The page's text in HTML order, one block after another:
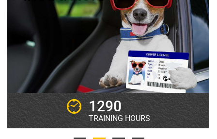
1290
TRAINING HOURS